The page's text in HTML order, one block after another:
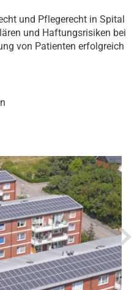
und Pflegerecht in Spital
und Haftungsrisiken bei
von Patienten erfolgreich
Next